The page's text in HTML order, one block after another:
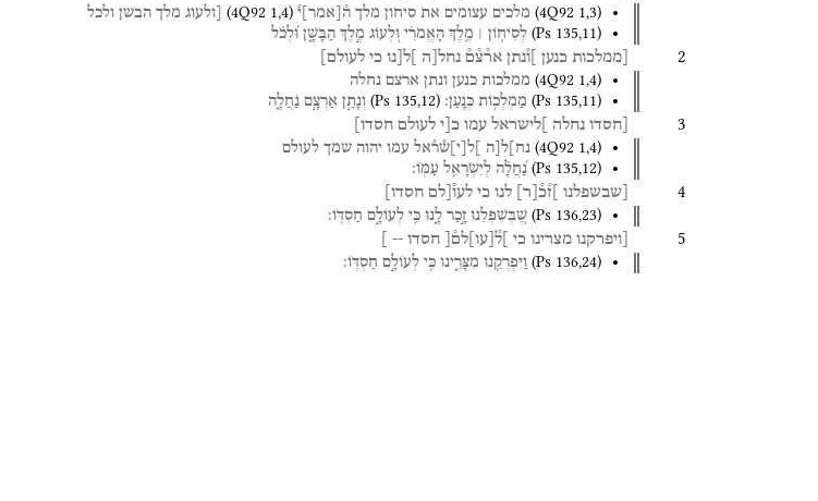
(4Q92 1,3) מלכים עצומים את סיחון מלך ה֯ אמר י֯ (4Q92 1,4) [ולעוג מלך הבשן ולכל
(Ps 135,11) לְסִיח֤וֹן ׀ מֶ֤לֶךְ הָאֱמֹרִ֗י וּ֭לְעוֹג מֶ֣לֶךְ הַבָּשָׁ֑ן וּ֝לְכֹ֗ל
2 [ממלכות כנען ]ו֯נתן אר֯צ֯ם֯ נחל[ה ]ל[נו כי לעולם]
(4Q92 1,4) ממלכות כנען ונתן ארצם נחלה
(Ps 135,11) מַמְלְכ֥וֹת כְּנָֽעַן׃ (Ps 135,12) וְנָתַ֣ן אַרְצָ֣ם נַחֲלָ֑ה
3 [חסדו נחלה ]לישראל עמו כ[י לעולם חסדו]
(4Q92 1,4) נח]ל[ה ]ל י ש֯ר֯אל עמו יהוה שמך לעולם
(Ps 135,12) נַ֝חֲלָ֗ה לְיִשְׂרָאֵ֥ל עַמּֽוֹ׃
4 [שבשפלנו ]ז֯כ֯ ר לנו כי לעו֯[לם חסדו]
(Ps 136,23) שֶׁ֭בְּשִׁפְלֵנוּ זָ֣כַר לָ֑נוּ כִּ֖י לְעוֹלָ֣ם חַסְדּֽוֹ׃
5 [ויפרקנו מצרינו כי ]ל֯ עו לם֯[ חסדו --
(Ps 136,24) וַיִּפְרְקֵ֥נוּ מִצָּרֵ֑ינוּ כִּ֖י לְעוֹלָ֣ם חַסְדּֽוֹ׃